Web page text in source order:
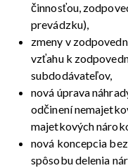
činnosťou,
prevádzku),
zmeny v
vzťahu k
subdodávateľov,
nová úprava
odčinení
majetkových
nová koncepcia
spôsobu delenia